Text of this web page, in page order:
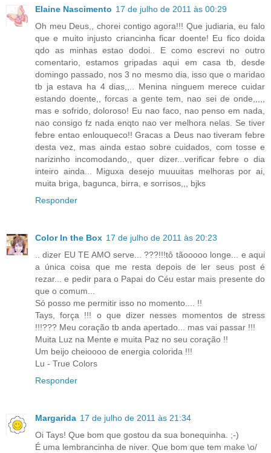
Elaine Nascimento 17 de julho de 2011 às 00:29
Oh meu Deus,, chorei contigo agora!!! Que judiaria, eu falo
que e muito injusto criancinha ficar doente! Eu fico doida
qdo as minhas estao dodoi.. E como escrevi no outro
comentario, estamos gripadas aqui em casa tb, desde
domingo passado, nos 3 no mesmo dia, isso que o maridao
tb ja estava ha 4 dias,,.. Menina ninguem merece cuidar
estando doente,, forcas a gente tem, nao sei de onde,,,,,
mas e sofrido, doloroso! Eu nao faco, nao penso em nada,
nao consigo fz nada enqto nao ver melhora nelas. Se tiver
febre entao enlouqueco!! Gracas a Deus nao tiveram febre
desta vez, mas ainda estao sobre cuidados, com tosse e
narizinho incomodando,, quer dizer...verificar febre o dia
inteiro ainda... Miguxa desejo muuuitas melhoras por ai,
muita briga, bagunca, birra, e sorrisos,,, bjks
Responder
Color In the Box 17 de julho de 2011 às 20:23
.. dizer EU TE AMO serve... ???!!!tô tãooooo longe... e aqui
a única coisa que me resta depois de ler seus post é
rezar... e pedir para o Papai do Céu estar mais presente do
que o comum...
Só posso me permitir isso no momento.... !!
Tays, força !!! o que dizer nesses momentos de stress
!!!??? Meu coração tb anda apertado... mas vai passar !!!
Muita Luz na Mente e muita Paz no seu coração !!
Um beijo cheioooo de energia colorida !!!
Lu - True Colors
Responder
Margarida 17 de julho de 2011 às 21:34
Oi Tays! Que bom que gostou da sua bonequinha. ;-)
É uma lembrancinha de niver. Que bom que tem make \o/